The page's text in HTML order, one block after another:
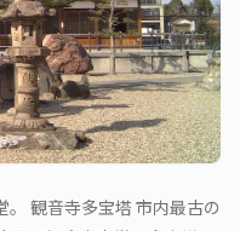
観音寺多宝塔 市内最古の